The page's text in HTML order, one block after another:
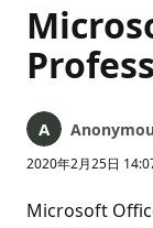
2020年2月25日
Microsoft